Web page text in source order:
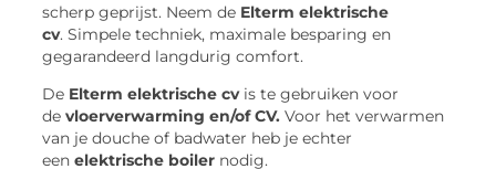
scherp geprijst. Neem de Elterm elektrische
cv. Simpele techniek, maximale besparing en
gegarandeerd langdurig comfort.
De Elterm elektrische cvis te gebruiken voor
devloerverwarming en/of CV.Voor het verwarmen
van je douche of badwater heb je echter
een elektrische boiler nodig.